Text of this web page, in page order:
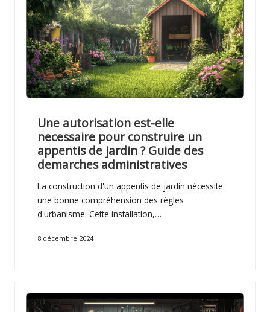
Une autorisation est-elle
necessaire pour construire un
appentis de jardin ? Guide des
demarches administratives
La construction d'un appentis de jardin nécessite
une bonne compréhension des règles
d'urbanisme. Cette installation,…
8 décembre 2024